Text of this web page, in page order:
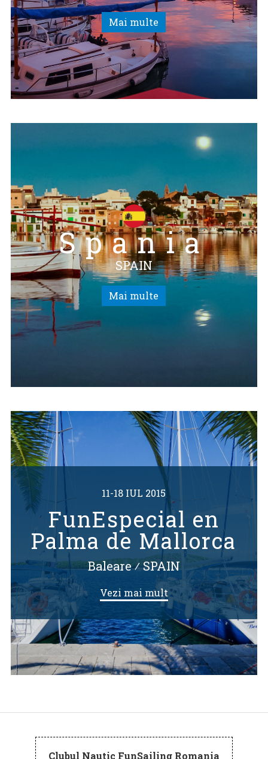
Mai multe
Spania
SPAIN
Mai multe
11-18 IUL 2015
FunEspecial en
Palma de Mallorca
Baleare⁄SPAIN
Vezi mai mult
Clubul Nautic FunSailing Romania